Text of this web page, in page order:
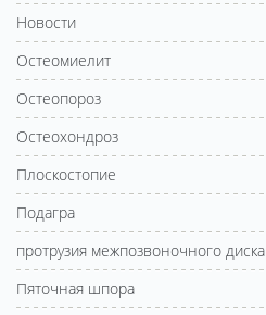
Новости
Остеомиелит
Остеопороз
Остеохондроз
Плоскостопие
Подагра
протрузия межпозвоночного диска
Пяточная шпора